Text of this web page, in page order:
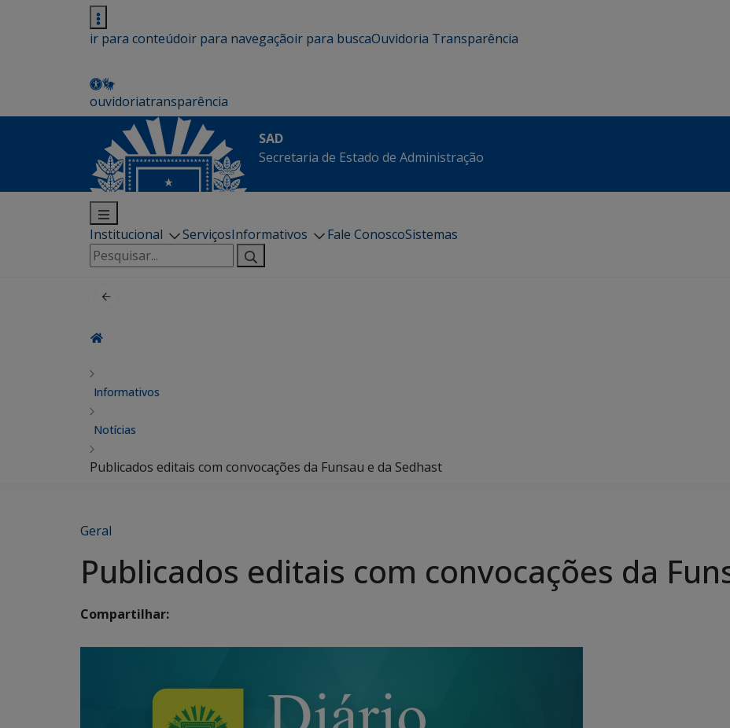
ir para conteúdoir para navegaçãoir para buscaOuvidoria Transparência
ouvidoriatransparência
SAD
Secretaria de Estado de Administração
Institucional ServiçosInformativos Fale ConoscoSistemas
Pesquisar
por:
Informativos
Notícias
Publicados editais com convocações da Funsau e da Sedhast
Geral
Publicados editais com convocações da
Compartilhar: